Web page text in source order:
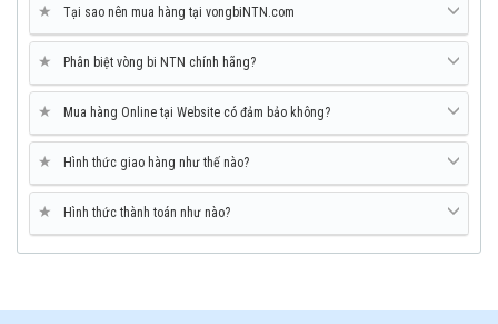
★ Tại sao nên mua hàng tại vongbiNTN.com
★ Phân biệt vòng bi NTN chính hãng?
★ Mua hàng Online tại Website có đảm bảo không?
★ Hình thức giao hàng như thế nào?
★ Hình thức thành toán như nào?